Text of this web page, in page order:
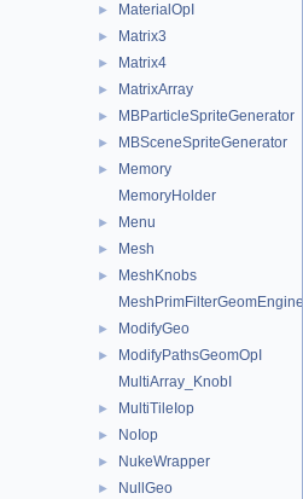
► MaterialOpI
► Matrix3
► Matrix4
► MatrixArray
► MBParticleSpriteGenerator
► MBSceneSpriteGenerator
►
Memory
MemoryHolder
► Menu
► Mesh
►
MeshKnobs
MeshPrimFilterGeomEngineI
► ModifyGeo
►
ModifyPathsGeomOpI
MultiArray_KnobI
► MultiTileIop
► NoIop
► NukeWrapper
►
NullGeo